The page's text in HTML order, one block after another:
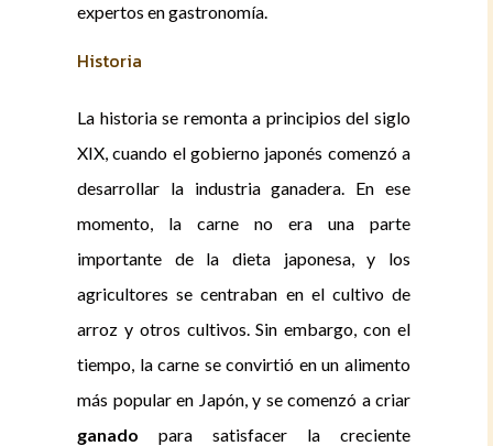
expertos en gastronomía.
Historia
La historia se remonta a principios del siglo
XIX, cuando el gobierno japonés comenzó a
desarrollar la industria ganadera. En ese
momento, la carne no era una parte
importante de la dieta japonesa, y los
agricultores se centraban en el cultivo de
arroz y otros cultivos. Sin embargo, con el
tiempo, la carne se convirtió en un alimento
más popular en Japón, y se comenzó a criar
ganado para satisfacer la creciente